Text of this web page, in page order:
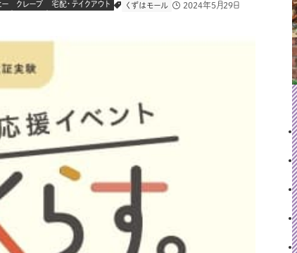
ー クレープ 宅配・テイクアウト くずはモール 2024年5月29日